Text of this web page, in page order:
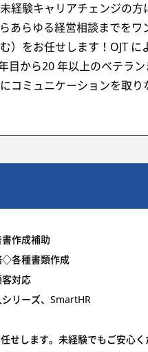
経験キャリアチェンジの方
あらゆる経営相談までを
）をお任せします！OJT
から20 年以上のベテラン
コミュニケーションを取
作成補助
◇各種書類作成
対応
シリーズ、SmartHR
します。未経験でもご安心く